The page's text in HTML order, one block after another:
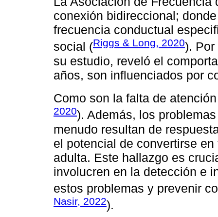
conexión bidireccional;
frecuencia conductual
social (Riggs & Long, 2020).
su estudio, reveló el
años, son influenciados por
Como son la falta de
2020). Además, los
menudo resultan de
el potencial de convertirse
adulta. Este hallazgo es
involucren en la detección e
estos problemas y prevenir
Nasir, 2022).